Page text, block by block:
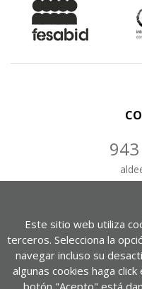
Portuetxe
Este sitio web utiliza
terceros. Selecciona la
navegar incluso su
algunas cookies haga click
botón "Acepto" está